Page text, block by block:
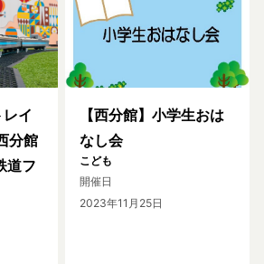
レイ
分館
道フ
【西分館】小学生おは
なし会
こども
開催日
2023年11月25日